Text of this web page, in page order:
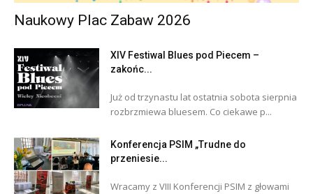
Naukowy Plac Zabaw 2026
XIV Festiwal Blues pod Piecem –
zakońc...
Już od trzynastu lat ostatnia sobota sierpnia
rozbrzmiewa bluesem. Co ciekawe p...
Konferencja PSIM „Trudne do
przeniesie...
Wracamy z VIII Konferencji PSIM z głowami